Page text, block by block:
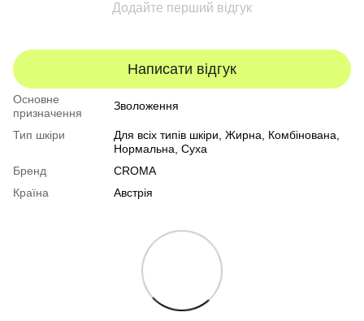
Додайте перший відгук
Написати відгук
Основне
призначення
Зволоження
Тип шкіри Для всіх типів шкіри, Жирна, Комбінована,
Нормальна, Суха
Бренд
CROMA
Країна
Австрія